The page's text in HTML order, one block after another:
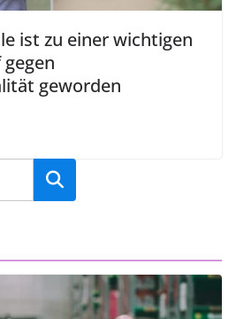
ist zu einer wichtigen
geworden